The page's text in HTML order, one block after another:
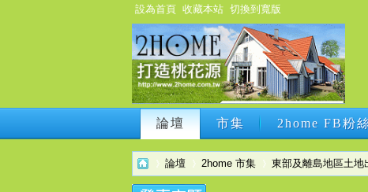
設為首頁 收藏本站 切換到寬版
論壇 市集 2home FB粉
論壇 市集 2home FB粉
論壇 2home 市集 東部及離島地區土地